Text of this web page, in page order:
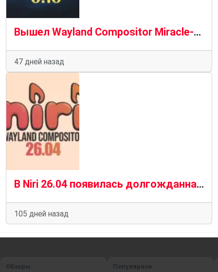
Вышел Wayland Compositor Miracle-WM 0.10 с функцией размытия в фокусе
47 дней назад
В Niri 26.04 появилась долгожданная поддержка размытия в Wayland Compositor
105 дней назад
Обзоры Популярное